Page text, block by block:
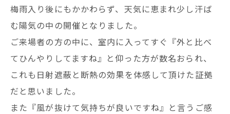
梅雨入り後にもかかわらず、天気に恵まれ少し汗ば
む陽気の中の開催となりました。
ご来場者の方の中に、室内に入ってすぐ『外と比べ
てひんやりしてますね』と仰った方が数名おられ、
これも日射遮蔽と断熱の効果を体感して頂けた証拠
だと思いました。
また『風が抜けて気持ちが良いですね』と言うご感